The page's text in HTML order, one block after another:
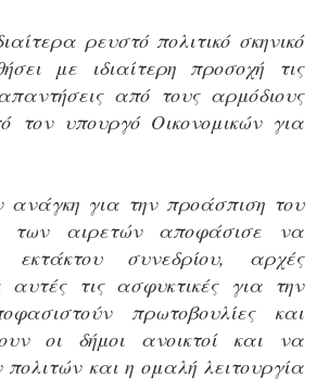
ρευστό πολιτικό σκηνικό
με ιδιαίτερη προσοχή τις
από τους αρμόδιους
τον υπουργό Οικονομικών για
για την προάσπιση του
των αιρετών αποφάσισε να
συνεδρίου, αρχές
αυτές τις ασφυκτικές για την
πρωτοβουλίες και
οι δήμοι ανοικτοί και να
πολιτών και η ομαλή λειτουργία
(13ος και 14ος μισθός) στους
τομέα, κλείνοντας μια μακρά
που αφορούσε τις μνημονιακές περικοπές.
Προκήρυξη 1Κ/2024 -
έκδοσης οριστικών αποτελεσμάτων –
μέρες πριν την στάση εργασίας
ΣτΕ για την απόρριψη της επαναφοράς